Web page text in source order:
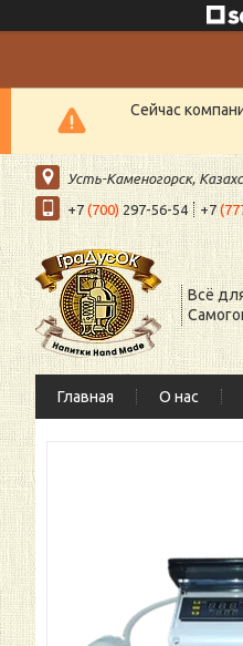
Сейчас
Усть-Каменогорск,
+7(700) 297-56-54 +7
Всё
Главная О нас